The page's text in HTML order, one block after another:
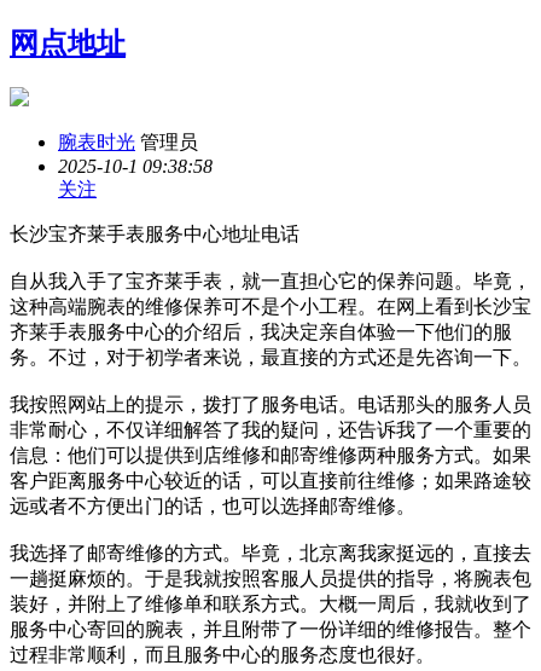
网点地址
腕表时光 管理员
2025-10-1 09:38:58
关注
长沙宝齐莱手表服务中心地址电话
自从我入手了宝齐莱手表，就一直担心它的保养问题。毕竟，
这种高端腕表的维修保养可不是个小工程。在网上看到长沙宝
齐莱手表服务中心的介绍后，我决定亲自体验一下他们的服
务。不过，对于初学者来说，最直接的方式还是先咨询一下。
我按照网站上的提示，拨打了服务电话。电话那头的服务人员
非常耐心，不仅详细解答了我的疑问，还告诉我了一个重要的
信息：他们可以提供到店维修和邮寄维修两种服务方式。如果
客户距离服务中心较近的话，可以直接前往维修；如果路途较
远或者不方便出门的话，也可以选择邮寄维修。
我选择了邮寄维修的方式。毕竟，北京离我家挺远的，直接去
一趟挺麻烦的。于是我就按照客服人员提供的指导，将腕表包
装好，并附上了维修单和联系方式。大概一周后，我就收到了
服务中心寄回的腕表，并且附带了一份详细的维修报告。整个
过程非常顺利，而且服务中心的服务态度也很好。